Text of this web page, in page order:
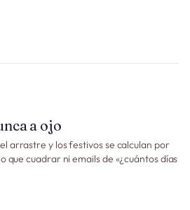
a ojo
arrastre y los festivos se calculan por
que cuadrar ni emails de «¿cuántos días